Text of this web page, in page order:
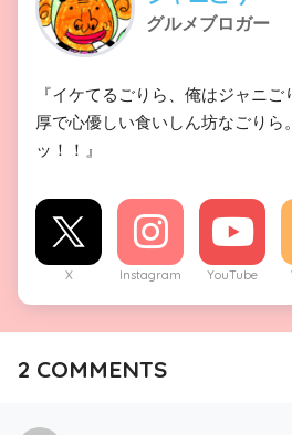
グルメブロガー
『イケてるごりら、俺はジャニ
厚で心優しい食いしん坊なごりら
ッ！！』
X Instagram YouTube
2 COMMENTS